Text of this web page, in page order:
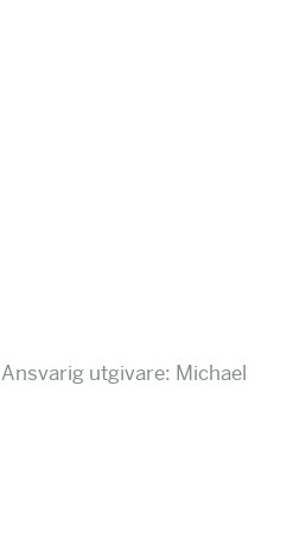
Ansvarig utgivare: Michael